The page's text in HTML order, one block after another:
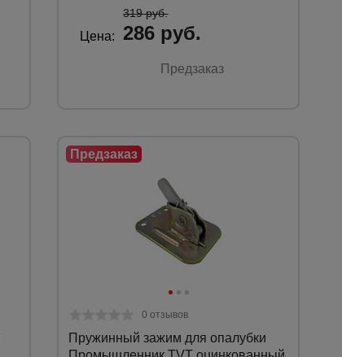
Цена:
319 руб.
286 руб.
Предзаказ
0 отзывов
Пружинный зажим для опалубки